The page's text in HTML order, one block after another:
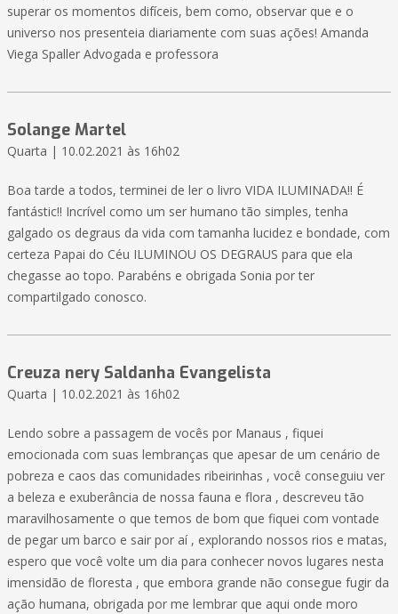
superar os momentos difíceis, bem como, observar que e o
universo nos presenteia diariamente com suas ações! Amanda
Viega Spaller Advogada e professora
Solange Martel
Quarta | 10.02.2021 às 16h02
Boa tarde a todos, terminei de ler o livro VIDA ILUMINADA!! É
fantástic!! Incrível como um ser humano tão simples, tenha
galgado os degraus da vida com tamanha lucidez e bondade, com
certeza Papai do Céu ILUMINOU OS DEGRAUS para que ela
chegasse ao topo. Parabéns e obrigada Sonia por ter
compartilgado conosco.
Creuza nery Saldanha Evangelista
Quarta | 10.02.2021 às 16h02
Lendo sobre a passagem de vocês por Manaus , fiquei
emocionada com suas lembranças que apesar de um cenário de
pobreza e caos das comunidades ribeirinhas , você conseguiu ver
a beleza e exuberância de nossa fauna e flora , descreveu tão
maravilhosamente o que temos de bom que fiquei com vontade
de pegar um barco e sair por aí , explorando nossos rios e matas,
espero que você volte um dia para conhecer novos lugares nesta
imensidão de floresta , que embora grande não consegue fugir da
ação humana, obrigada por me lembrar que aqui onde moro